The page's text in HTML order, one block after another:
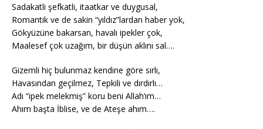
Sadakatli şefkatli, itaatkar ve duygusal,
Romantik ve de sakin “yıldız”lardan haber yok,
Gökyüzüne bakarsan, havalı ipekler çok,
Maalesef çok uzağım, bir düşün aklını sal….
Gizemli hiç bulunmaz kendine göre sırlı,
Havasından geçilmez, Tepkili ve dırdırlı…
Adı “ipek melekmiş” koru beni Allah’ım…
Ahım başta İblise, ve de Ateşe ahım….